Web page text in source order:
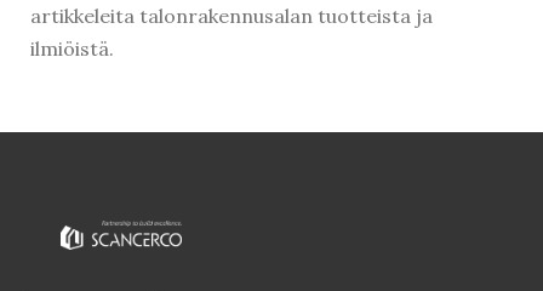
artikkeleita talonrakennusalan tuotteista ja
ilmiöistä.